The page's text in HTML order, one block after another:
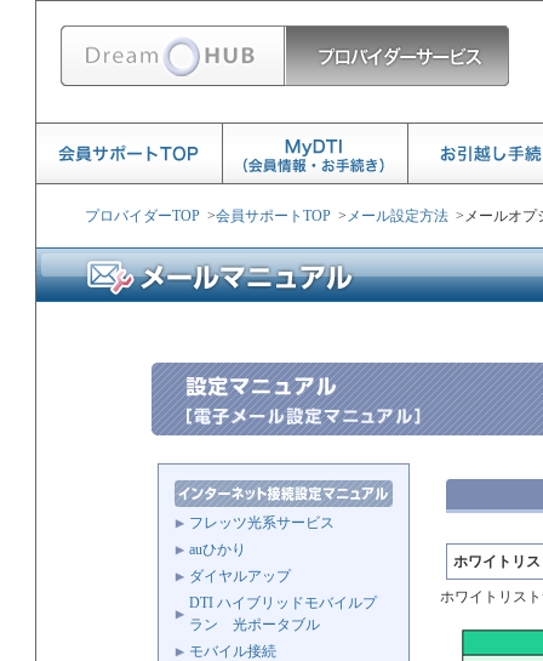
プロバイダーTOP >会員サポートTOP > メール設定方法 > メールオプ
フレッツ光系サービス
auひかり
ダイヤルアップ
DTI ハイブリッドモバイルプ
ラン 光ポータブル
モバイル接続
ホワイトリ
ホワイトリス